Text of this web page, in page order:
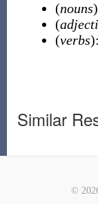
(nouns
(
(verbs):
Similar
©